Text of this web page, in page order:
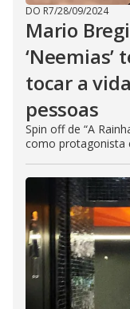
DO R7/28/09/2024
Mario
tocar a
pessoas
Spin off de “A
como protagonista